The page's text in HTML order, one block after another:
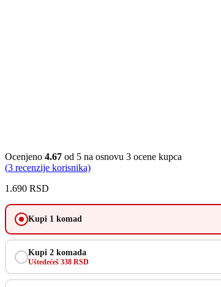
Ocenjeno 4.67 od 5 na osnovu 3 ocene kupca
(3 recenzije korisnika)
1.690 RSD
Kupi 1 komad
Kupi 2 komada
Uštedećeš 338 RSD